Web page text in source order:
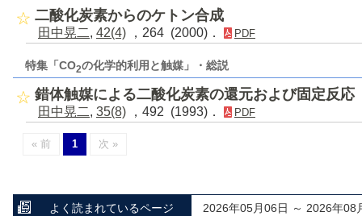
二酸化炭素からのケトン合成
田中晃二, 42(4) ，264 (2000)． PDF
特集「CO2の化学的利用と触媒」・総説
錯体触媒による二酸化炭素の還元および固定反応
田中晃二, 35(8) ，492 (1993)． PDF
« 前 1 次 »
よく読まれているページ 2026年05月06日 ～ 2026年08